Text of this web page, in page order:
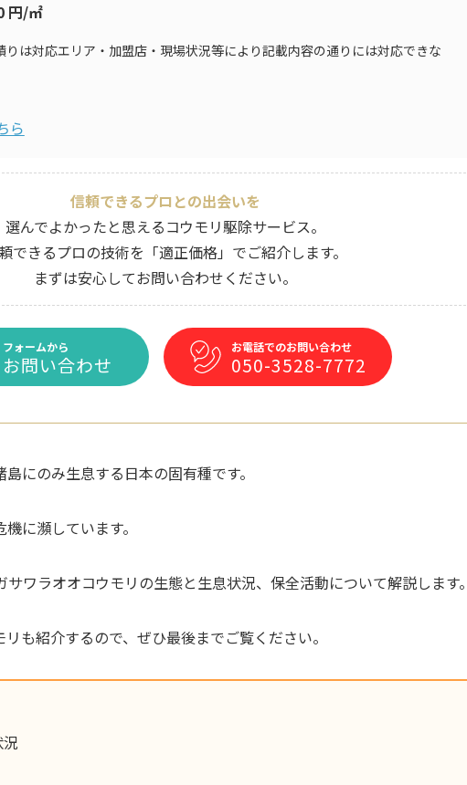
円/㎡
は対応エリア・加盟店・現場状況等により記載内容の通りには対応できな
ら
信頼できるプロとの出会いを
選んでよかったと思えるコウモリ駆除サービス。
できるプロの技術を「適正価格」でご紹介します。
まずは安心してお問い合わせください。
フォームから
お問い合わせ
お電話でのお問い合わせ
050-3528-7772
にのみ生息する日本の固有種です。
に瀕しています。
ワラオオコウモリの生態と生息状況、保全活動について解説します。
も紹介するので、ぜひ最後までご覧ください。